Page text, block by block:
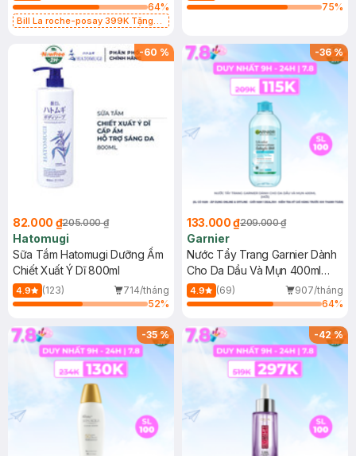
64%
Bill La roche-posay 399K Tặng
(SL có hạn)
75%
-60 %
82.000 ₫205.000 ₫
Hatomugi
Sữa Tắm Hatomugi Dưỡng Ẩm
Chiết Xuất Ý Dĩ 800ml
4.9 (123)
714/tháng
52%
-36%
133.000 ₫209.000 ₫
Garnier
Nước Tẩy Trang Garnier Dành
Cho Da Dầu Và Mụn 400ml
(Mới)
4.9 (69)
907/tháng
64%
-35% -42%